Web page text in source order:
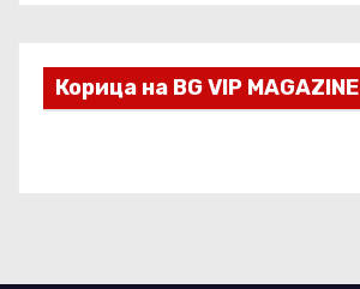
Корица на BG VIP MAGAZINE